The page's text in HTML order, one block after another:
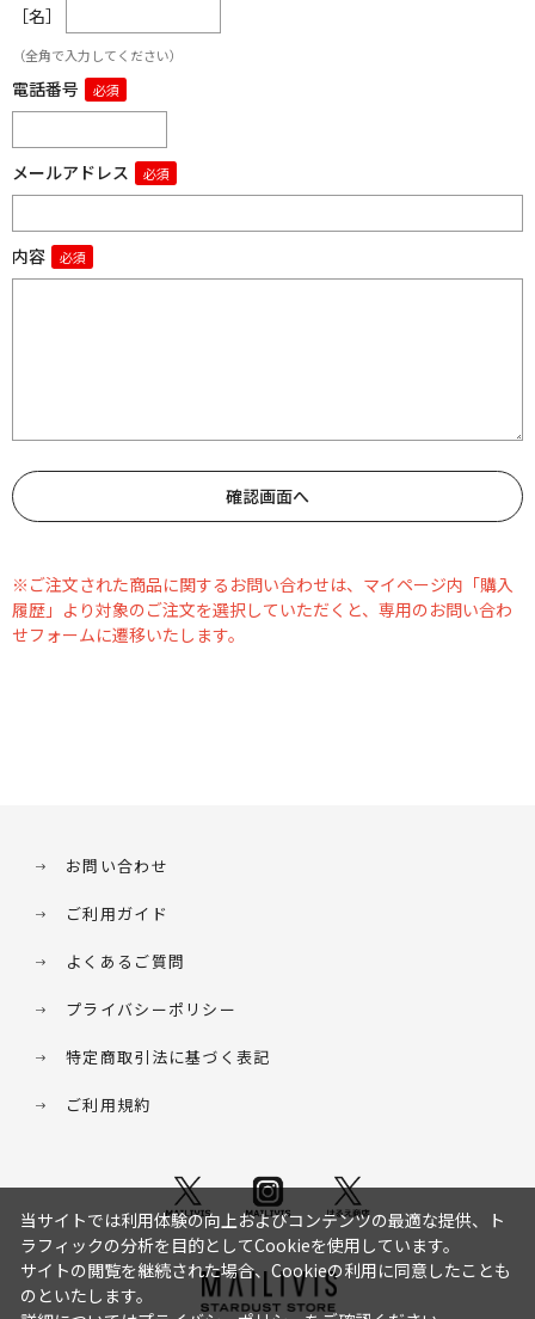
［名］
（全角で入力してください）
電話番号
メールアドレス
内容
※ご注文された商品に関するお問い合わせは、マイページ内「購入
履歴」より対象のご注文を選択していただくと、専用のお問い合わ
せフォームに遷移いたします。
お問い合わせ
ご利用ガイド
よくあるご質問
プライバシーポリシー
特定商取引法に基づく表記
ご利用規約
当サイトでは利用体験の向上およびコンテンツの最適な提供、ト
ラフィックの分析を目的としてCookieを使用しています。
サイトの閲覧を継続された場合、Cookieの利用に同意したことも
のといたします。